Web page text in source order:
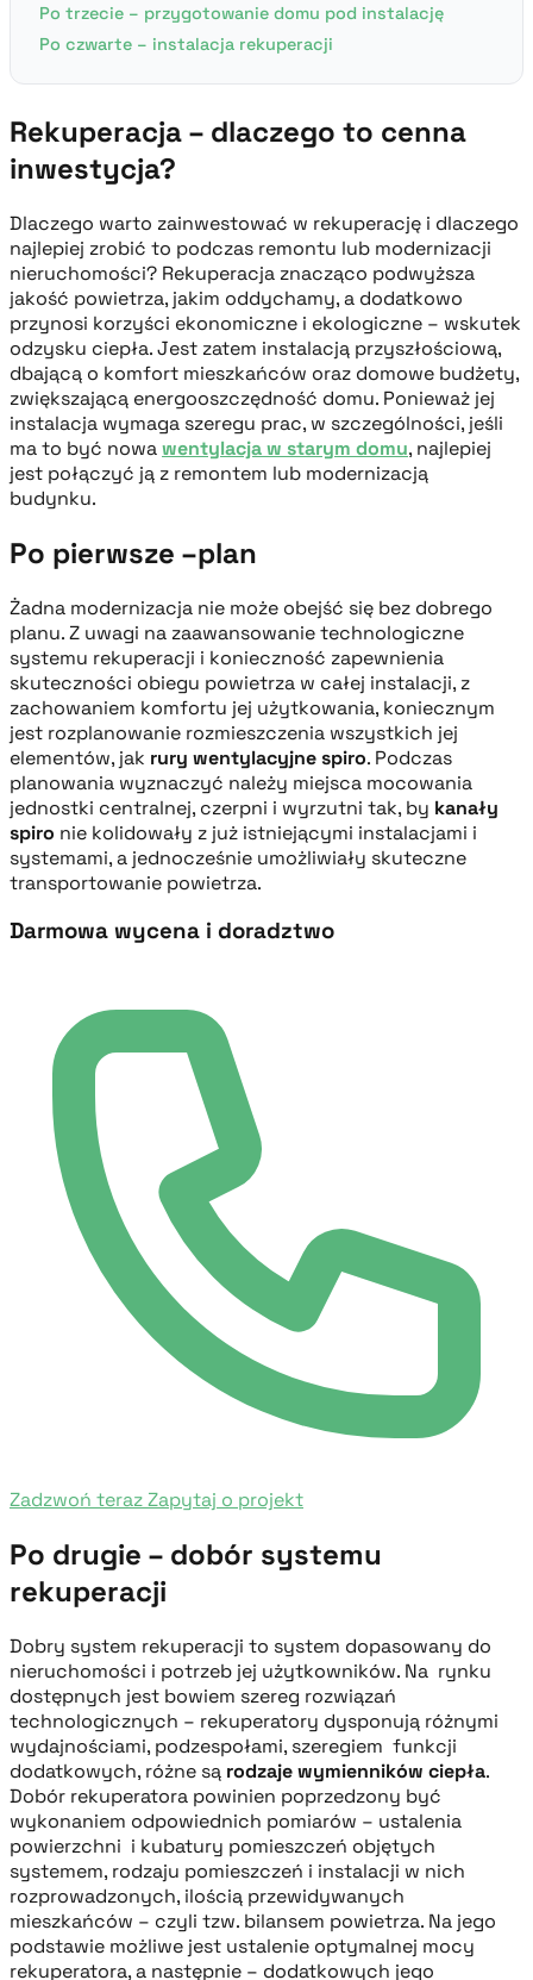
Po trzecie – przygotowanie domu pod instalację
Po czwarte – instalacja rekuperacji
Rekuperacja – dlaczego to cenna
inwestycja?
Dlaczego warto zainwestować w rekuperację i dlaczego
najlepiej zrobić to podczas remontu lub modernizacji
nieruchomości? Rekuperacja znacząco podwyższa
jakość powietrza, jakim oddychamy, a dodatkowo
przynosi korzyści ekonomiczne i ekologiczne – wskutek
odzysku ciepła. Jest zatem instalacją przyszłościową,
dbającą o komfort mieszkańców oraz domowe budżety,
zwiększającą energooszczędność domu. Ponieważ jej
instalacja wymaga szeregu prac, w szczególności, jeśli
ma to być nowawentylacja w starym domu, najlepiej
jest połączyć ją z remontem lub modernizacją
budynku.
Po pierwsze –plan
Żadna modernizacja nie może obejść się bez dobrego
planu. Z uwagi na zaawansowanie technologiczne
systemu rekuperacji i konieczność zapewnienia
skuteczności obiegu powietrza w całej instalacji, z
zachowaniem komfortu jej użytkowania, koniecznym
jest rozplanowanie rozmieszczenia wszystkich jej
elementów, jak rury wentylacyjne spiro. Podczas
planowania wyznaczyć należy miejsca mocowania
jednostki centralnej, czerpni i wyrzutni tak, by kanały
spiro nie kolidowały z już istniejącymi instalacjami i
systemami, a jednocześnie umożliwiały skuteczne
transportowanie powietrza.
Darmowa wycena i doradztwo
Zadzwoń terazZapytaj o projekt
Po drugie – dobór systemu
rekuperacji
Dobry system rekuperacji to system dopasowany do
nieruchomości i potrzeb jej użytkowników. Na rynku
dostępnych jest bowiem szereg rozwiązań
technologicznych – rekuperatory dysponują różnymi
wydajnościami, podzespołami, szeregiem funkcji
dodatkowych, różne są rodzaje wymienników ciepła.
Dobór rekuperatora powinien poprzedzony być
wykonaniem odpowiednich pomiarów – ustalenia
powierzchni i kubatury pomieszczeń objętych
systemem, rodzaju pomieszczeń i instalacji w nich
rozprowadzonych, ilością przewidywanych
mieszkańców – czyli tzw. bilansem powietrza. Na jego
podstawie możliwe jest ustalenie optymalnej mocy
rekuperatora, a następnie – dodatkowych jego